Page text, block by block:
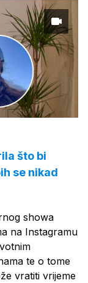
što bi
se nikad
showa
na Instagramu
te o tome
vratiti vrijeme